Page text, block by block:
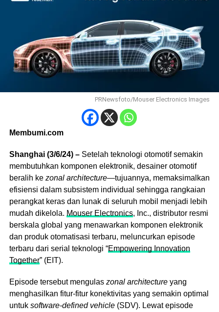
PRNewsfoto/Mouser Electronics Images
Membumi.com
Shanghai (3/6/24) –Setelah teknologi otomotif semakin
membutuhkan komponen elektronik, desainer otomotif
beralih ke zonal architecture—tujuannya, memaksimalkan
efisiensi dalam subsistem individual sehingga rangkaian
perangkat keras dan lunak di seluruh mobil menjadi lebih
mudah dikelola. Mouser Electronics, Inc., distributor resmi
berskala global yang menawarkan komponen elektronik
dan produk otomatisasi terbaru, meluncurkan episode
terbaru dari serial teknologi “Empowering Innovation
Together” (EIT).
Episode tersebut mengulas zonal architectureyang
menghasilkan fitur-fitur konektivitas yang semakin optimal
untuk software-defined vehicle (SDV). Lewat episode